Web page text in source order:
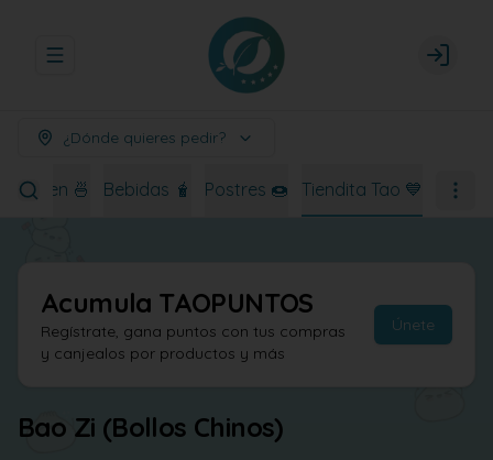
Abrir menu de navegación Login
¿Dónde quieres pedir?
Ramen 🍜 Bebidas 🧋 Postres 🍩 Tiendita Tao 💙
Acumula TAOPUNTOS
Regístrate, gana puntos con tus compras
y canjealos por productos y más
Únete
Bao Zi (Bollos Chinos)